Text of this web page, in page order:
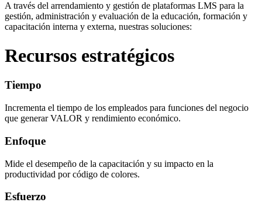
A través del arrendamiento y gestión de plataformas LMS para la
gestión, administración y evaluación de la educación, formación y
capacitación interna y externa, nuestras soluciones:
Recursos estratégicos
Tiempo
Incrementa el tiempo de los empleados para funciones del negocio
que generar VALOR y rendimiento económico.
Enfoque
Mide el desempeño de la capacitación y su impacto en la
productividad por código de colores.
Esfuerzo